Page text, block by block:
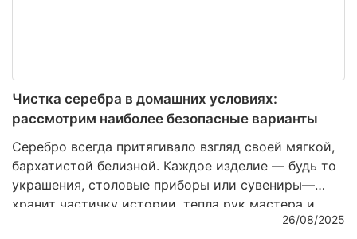
Чистка серебра в домашних условиях:
рассмотрим наиболее безопасные варианты
Серебро всегда притягивало взгляд своей мягкой,
бархатистой белизной. Каждое изделие — будь то
украшения, столовые приборы или сувениры—
хранит частичку истории, тепла рук мастера и
неповторимого блеска. Но со временем даже26/08/2025